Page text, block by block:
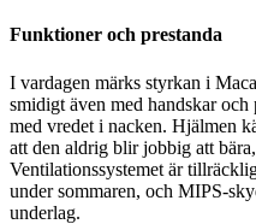
Funktioner och prestanda
I vardagen märks styrkan i
smidigt även med handskar och
med vredet i nacken. Hjälmen
att den aldrig blir jobbig att
Ventilationssystemet är
under sommaren, och MIPS-
underlag.